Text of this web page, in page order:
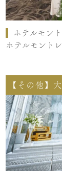
ホテルモン
ホテルモント
【その他】